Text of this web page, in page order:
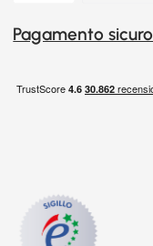
Pagamento sicuro